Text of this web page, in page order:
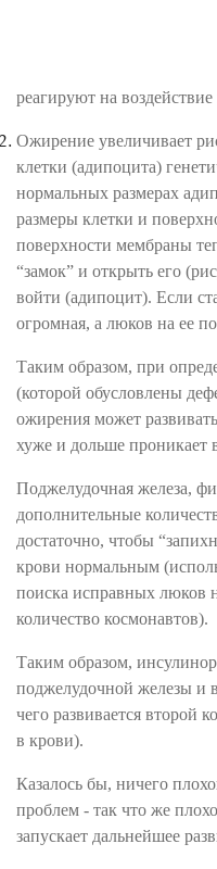
реагируют на
Ожирение увеличивает
клетки (адипоцита)
нормальных размерах
размеры клетки и
поверхности мембраны
“замок” и открыть его
войти (адипоцит). Если
огромная, а люков на ее
Таким образом, при
(которой обусловлены
ожирения может
хуже и дольше проникает
Поджелудочная железа,
дополнительные
достаточно, чтобы
крови нормальным
поиска исправных люков
количество космонавтов).
Таким образом,
поджелудочной железы и
чего развивается второй
в крови).
Казалось бы, ничего
проблем - так что же
запускает дальнейшее